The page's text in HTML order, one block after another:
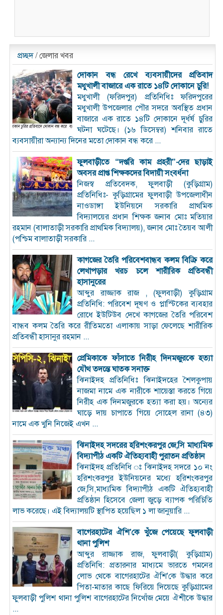
প্রচ্ছদ/ জেলার খবর
দোকান বন্ধ রেখে ব্যবসায়ীদের প্রতিবাদ
মধুখালী বাজারে এক রাতে ১৪টি দোকানে চুরি!
মধুখালী (ফরিদপুর) প্রতিনিধিঃ ফরিদপুরের
মধুখালী উপজেলার পৌর সদরে অবস্থিত প্রধান
বাজারে এক রাতে ১৪টি দোকানে দূর্ধর্ষ চুরির
ঘটনা ঘটেছে। (১৬ ডিসেম্বর) শনিবার রাতে
ব্যবসায়ীরা অন্যান্য দিনের মতো দোকান বন্ধ করে ...
ফুলবাড়ীতে “দপ্তরি কাম প্রহরী”-দের ছাড়াই
অবসর প্রাপ্ত শিক্ষকদের বিদায়ী সংবর্ধনা
নিজস্ব প্রতিবেদক, ফুলবাড়ী (কুড়িগ্রাম)
প্রতিনিধিঃ- কুড়িগ্রামের ফুলবাড়ী উপজেলাধীন
নাওডাঙ্গা ইউনিয়নে সরকারি প্রাথমিক
বিদ্যালয়ের প্রধান শিক্ষক জনাব মোঃ মতিয়ার
রহমান (বালাতাড়ী সরকারি প্রাথমিক বিদ্যালয়), জনাব মোঃ তৈয়ব আলী
(পশ্চিম বালাতাড়ী সরকারি ...
কাগজের তৈরি পরিবেশবান্ধব কলম বিক্রি করে
লেখাপড়ার খরচ চলে শারীরিক প্রতিবন্ধী
হাসানুরের
আব্দুর রাজ্জাক রাজ , (ফুলবাড়ী) কুড়িগ্রাম
প্রতিনিধি: পরিবেশ দূষণ ও প্লাস্টিকের ব্যবহার
রোধে ইউটিউব দেখে কাগজের তৈরি পরিবেশ
বান্ধব কলম তৈরি করে রীতিমতো এলাকায় সাড়া ফেলেছে শারীরিক
প্রতিবন্ধী হাসানুর রহমান ...
প্রেমিকাকে ফাঁসাতে নিরীহ দিনমজুরকে হত্যা
যৌথ তদন্তে ঘাতক সনাক্ত
ঝিনাইদহ প্রতিনিধিঃ ঝিনাইদহের শৈলকুপায়
নাজমা নামে এক নারীকে শায়েস্তা করতে গিয়ে
নিরীহ এক দিনমজুরকে হত্যা করা হয়। অন্যের
ঘাড়ে দায় চাপাতে গিয়ে সোহেল রানা (৪৩)
নামে এক খুনি নিজেই এখন ...
ঝিনাইদহ সদরের হরিশংকরপুর জে,সি মাধ্যমিক
বিদ্যাপীঠ একটি ঐতিহ্যবাহী পুরাতন প্রতিষ্ঠান
ঝিনাইদহ প্রতিনিধি ঃ ঝিনাইদহ সদরে ১০ নং
হরিশংকরপুর ইউনিয়নের মধ্যে হরিশংকরপুর
জে,সি,মাধ্যমিক বিদ্যাপীঠ একটি ঐতিহ্যবাহী
প্রতিষ্ঠান হিসেবে জেলা জুড়ে ব্যাপক পরিচিতি
লাভ করেছে। এই বিদ্যালয়টি স্থাপিত হয়েছিল ১ লা জানুয়ারি ...
বাগেরহাটের ঐশি’কে খুঁজে পেয়েছে ফুলবাড়ী
থানা পুলিশ
আব্দুর রাজ্জাক রাজ, ফুলবাড়ী( কুড়িগ্রাম)
প্রতিনিধি: প্রতারনার মাধ্যমে ভারতে গমনের
লোভ থেকে বাগেরহাটের ঐশি'কে উদ্ধার করে
পিতা-মাতার কাছে ফিরিয়ে দিয়েছে কুড়িগ্রামের
ফুলবাড়ী পুলিশ থানা পুলিশ বাগেরহাটের নিখোঁজ মেয়ে ঐশীকে উদ্ধার
...